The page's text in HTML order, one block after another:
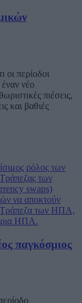
οι περίοδοι
νέο
πιέσεις,
και βαθιές
παγκόσμιος